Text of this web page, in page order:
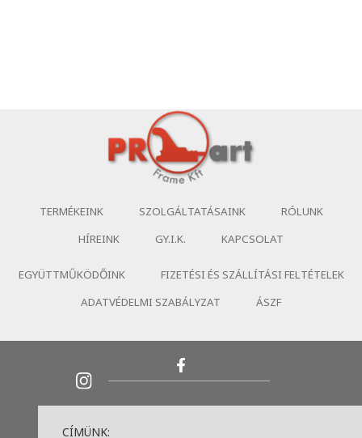
TERMÉKEINK SZOLGÁLTATÁSAINK
RÓLUNK
HÍREINK
GY.I.K. KAPCSOLAT
EGYÜTTMŰKÖDŐINK
FIZETÉSI ÉS SZÁLLÍTÁSI FELTÉTELEK
ADATVÉDELMI SZABÁLYZAT
ÁSZF
CÍMÜNK: